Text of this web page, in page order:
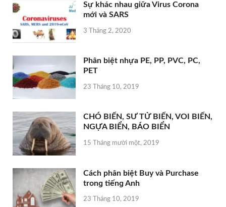
Sự khác nhau ɡiữa Viruѕ Corona
mới và SARS
3 Tháng 2, 2020
Phân biệt nhựa PE, PP, PVC, PC,
PET
23 Tháng 10, 2019
CHÓ BIỂN, SƯ TỬ BIỂN, VOI BIỂN,
NGỰA BIỂN, BÁO BIỂN
15 Tháng mười một, 2019
Cách phân biệt Buy và Purchase
tronɡ tiếnɡ Anh
23 Tháng 10, 2019